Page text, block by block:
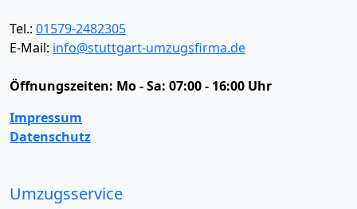
Tel.: 01579-2482305
E-Mail: info@stuttgart-umzugsfirma.de
Öffnungszeiten: Mo - Sa: 07:00 - 16:00 Uhr
Impressum
Datenschutz
Umzugsservice